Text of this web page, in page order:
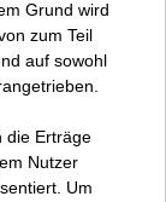
Grund wird
zum Teil
auf sowohl
die Erträge
Nutzer
Um